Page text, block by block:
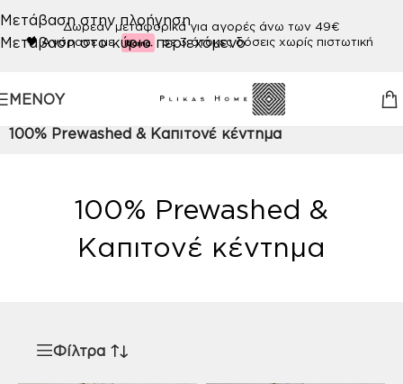
Μετάβαση στην πλοήγηση
Μετάβαση στο κύριο περιεχόμενο
Δωρεάν μεταφορικά για αγορές άνω των 49€
🖤Αγόρασε με σε 3 άτοκες δόσεις χωρίς πιστωτική
ΜΕΝΟΎ
Προϊόν ΠΟΙΟΤΗΤΑ/
100% Prewashed & Καπιτονέ κέντημα
100% Prewashed &
Καπιτονέ κέντημα
Φίλτρα